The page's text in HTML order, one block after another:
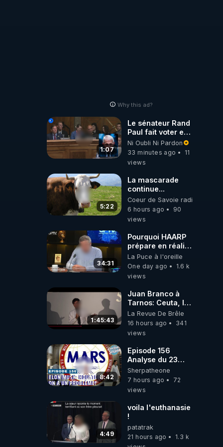
Why this ad?
1:07
Le sénateur Rand
Paul fait voter en
commission
l'outrage au
Congrès contre
Ni Oubli Ni Pardon
33 minutes ago
11
views
5:22
La mascarade
continue...
Coeur de Savoie radioweb TV
6 hours ago
90
views
34:31
Pourquoi HAARP
prépare en réalité
un CHAOS
climatique, on
répond
La Puce à l'oreille
One day ago
1.6 k
views
1:45:43
Juan Branco à
Tarnos: Ceuta, le
narcotrafic et le
pouvoir en France
La Revue De Brêle
16 hours ago
341
views
8:42
Episode 156
Analyse du 23
février 2025 Elon
Musk : Houston ,
on a un problème
Sherpatheone
7 hours ago
72
views
4:49
voila l'euthanasie
!
patatrak
21 hours ago
1.3 k